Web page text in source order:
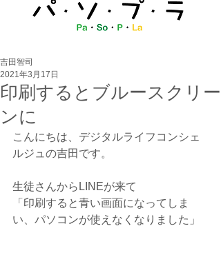
印刷するとブルースクリー
ンに
吉田智司
2021年3月17日
こんにちは、デジタルライフコンシェ
ルジュの吉田です。
生徒さんからLINEが来て
「印刷すると青い画面になってしま
い、パソコンが使えなくなりました」